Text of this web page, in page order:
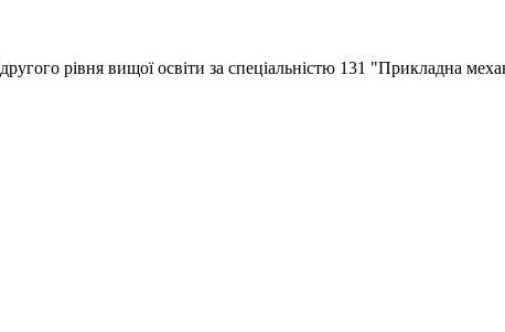
другого рівня вищої освіти за спеціальністю 131 "Прикладна